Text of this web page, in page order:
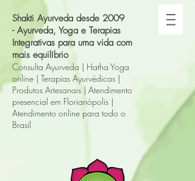
Shakti Ayurveda desde 2009
- Ayurveda, Yoga e Terapias
Integrativas para uma vida com
mais equilíbrio
Consulta Ayurveda | Hatha Yoga
online | Terapias Ayurvédicas |
Produtos Artesanais | Atendimento
presencial em Florianópolis |
Atendimento online para todo o
Brasil